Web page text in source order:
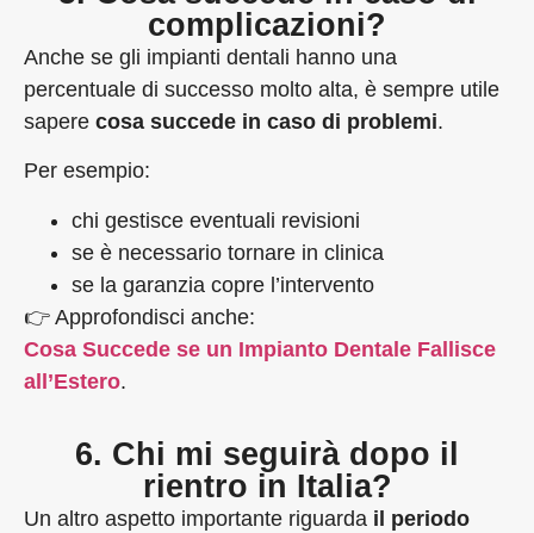
complicazioni?
Anche se gli impianti dentali hanno una
percentuale di successo molto alta, è sempre utile
sapere cosa succede in caso di problemi.
Per esempio:
chi gestisce eventuali revisioni
se è necessario tornare in clinica
se la garanzia copre l’intervento
👉 Approfondisci anche:
Cosa Succede se un Impianto Dentale Fallisce
all’Estero.
6. Chi mi seguirà dopo il
rientro in Italia?
Un altro aspetto importante riguarda il periodo